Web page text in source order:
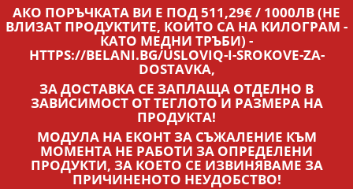
АКО ПОРЪЧКАТА ВИ Е ПОД 511,29€ / 1000ЛВ (НЕ
ВЛИЗАТ ПРОДУКТИТЕ, КОИТО СА НА КИЛОГРАМ -
КАТО МЕДНИ ТРЪБИ) -
HTTPS://BELANI.BG/USLOVIQ-I-SROKOVE-ZA-
DOSTAVKA,
ЗА ДОСТАВКА СЕ ЗАПЛАЩА ОТДЕЛНО В
ЗАВИСИМОСТ ОТ ТЕГЛОТО И РАЗМЕРА НА
ПРОДУКТА!
МОДУЛА НА ЕКОНТ ЗА СЪЖАЛЕНИЕ КЪМ
МОМЕНТА НЕ РАБОТИ ЗА ОПРЕДЕЛЕНИ
ПРОДУКТИ, ЗА КОЕТО СЕ ИЗВИНЯВАМЕ ЗА
ПРИЧИНЕНОТО НЕУДОБСТВО!